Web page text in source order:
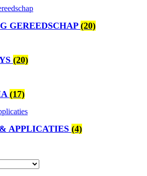
GEREEDSCHAP (20)
(20)
(17)
APPLICATIES (4)